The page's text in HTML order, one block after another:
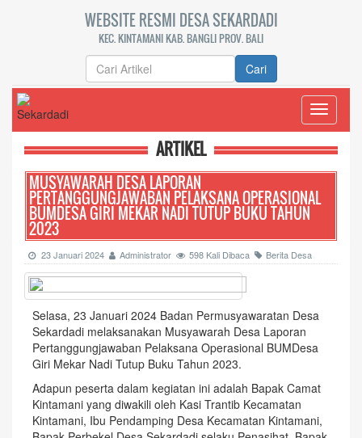
WEBSITE RESMI DESA SEKARDADI
KEC. KINTAMANI KAB. BANGLI PROV. BALI
Cari
Toggle
ARTIKEL
MUSYAWARAH DESA LAPORAN
PERTANGGUNGJAWABAN PELAKSANA OPERASIONAL
BUMDESA GIRI MEKAR NADI TUTUP BUKU TAHUN
2023
23 Januari 2024 Administrator 598 Kali Dibaca Berita Desa
Selasa, 23 Januari 2024 Badan Permusyawaratan Desa
Sekardadi melaksanakan Musyawarah Desa Laporan
Pertanggungjawaban Pelaksana Operasional BUMDesa
Giri Mekar Nadi Tutup Buku Tahun 2023.
Adapun peserta dalam kegiatan ini adalah Bapak Camat
Kintamani yang diwakili oleh Kasi Trantib Kecamatan
Kintamani, Ibu Pendamping Desa Kecamatan Kintamani,